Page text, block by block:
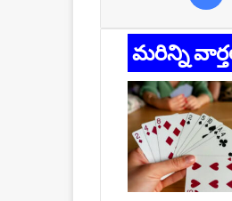
మరిన్ని